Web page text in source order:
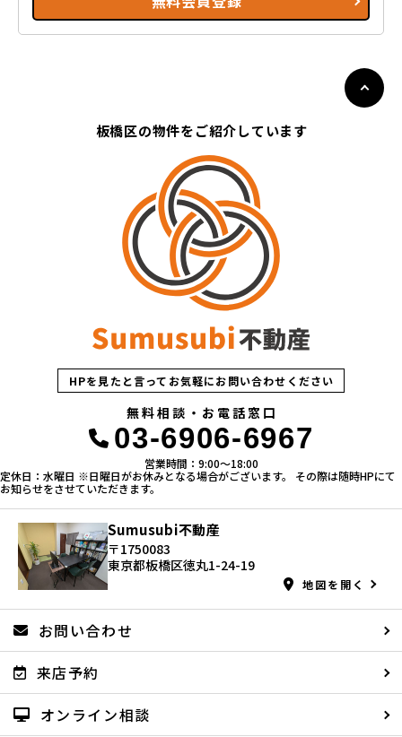
板橋区の物件をご紹介しています
HPを見たと言ってお気軽にお問い合わせください
無料相談・お電話窓口
03-6906-6967
営業時間：9:00〜18:00
定休日：水曜日 ※日曜日がお休みとなる場合がございます。 その際は随時HPにて
お知らせをさせていただきます。
Sumusubi不動産
〒1750083
東京都板橋区徳丸1-24-19
地図を開く
お問い合わせ
来店予約
オンライン相談